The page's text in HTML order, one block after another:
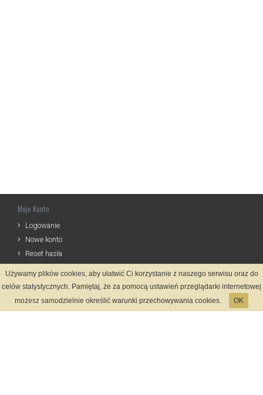
Moje Konto
Logowanie
Nowe konto
Reset hasła
Informacje
Regulamin
Używamy plików cookies, aby ułatwić Ci korzystanie z naszego serwisu oraz do
celów statystycznych. Pamiętaj, że za pomocą ustawień przeglądarki internetowej
możesz samodzielnie określić warunki przechowywania cookies.
OK